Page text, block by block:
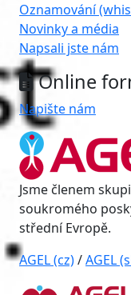
Oznamování
Novinky a média
Napsali jste nám
Online
Napište nám
Jsme členem
soukromého
střední Evropě.
AGEL (cz)/AGEL